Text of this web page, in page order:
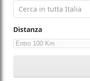
Distanza